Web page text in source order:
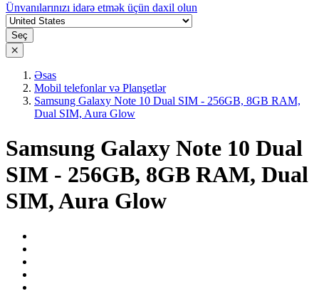
Ünvanılarınızı idarə etmək üçün daxil olun
Seç
Əsas
Mobil telefonlar və Planşetlər
Samsung Galaxy Note 10 Dual SIM - 256GB, 8GB RAM,
Dual SIM, Aura Glow
Samsung Galaxy Note 10 Dual
SIM - 256GB, 8GB RAM, Dual
SIM, Aura Glow